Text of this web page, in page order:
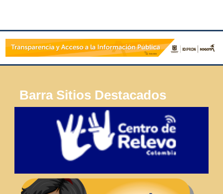
Barra Sitios Destacados